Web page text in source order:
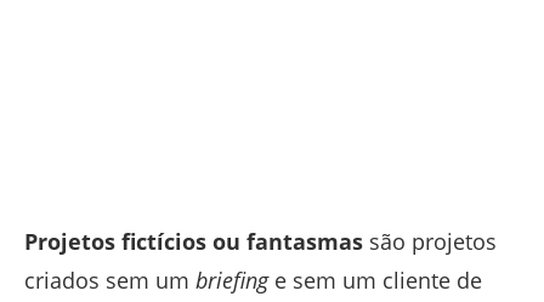
Projetos fictícios ou fantasmas são projetos
criados sem um briefing e sem um cliente de